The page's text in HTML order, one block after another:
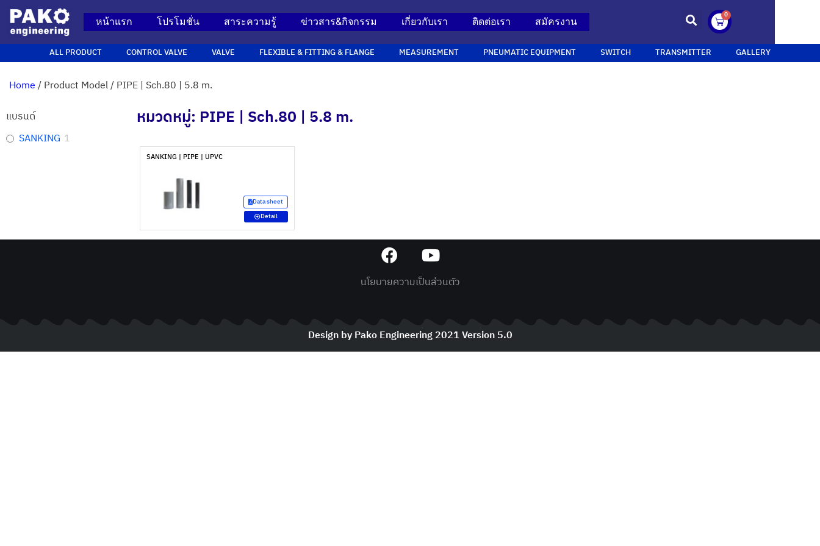
หน้าแรก โปรโมชั่น สาระความรู้ ข่าวสาร&กิจกรรม เกี่ยวกับเรา ติดต่อเรา สมัครงาน
0
ALL PRODUCT CONTROL VALVE VALVE FLEXIBLE & FITTING & FLANGE MEASUREMENT PNEUMATIC EQUIPMENT SWITCH TRANSMITTER GALLERY
Home/ Product Model / PIPE | Sch.80 | 5.8 m.
แบรนด์
SANKING 1
หมวดหมู่: PIPE | Sch.80 | 5.8 m.
SANKING | PIPE | UPVC
Data sheet
Detail
นโยบายความเป็นส่วนตัว
Design by Pako Engineering 2021 Version 5.0